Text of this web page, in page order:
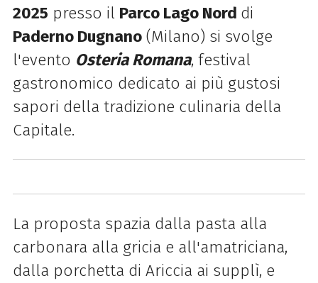
2025 presso il Parco Lago Nord di
Paderno Dugnano(Milano) si svolge
l'evento Osteria Romana, festival
gastronomico dedicato ai più gustosi
sapori della tradizione culinaria della
Capitale.
La proposta spazia dalla pasta alla
carbonara alla gricia e all'amatriciana,
dalla porchetta di Ariccia ai supplì, e